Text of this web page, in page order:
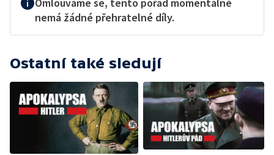
nemá žádné přehratelné díly.
Ostatní také sledují